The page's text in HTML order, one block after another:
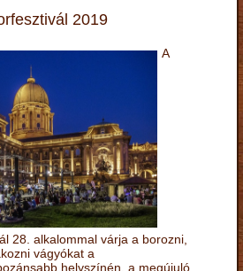
2019
A
28. alkalommal várja a borozni,
vágyókat a
helyszínén, a megújuló